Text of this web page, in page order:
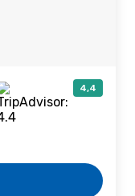
4,4